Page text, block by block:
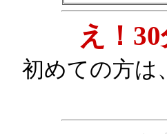
え！
初めての方